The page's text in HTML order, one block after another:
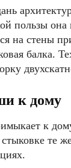
пользы
на стены
балка.
к дому
к
те